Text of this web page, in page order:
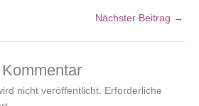
Nächster Beitrag →
nicht veröffentlicht. Erforderliche